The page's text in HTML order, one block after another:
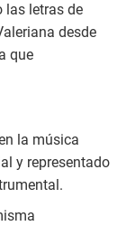
las letras de
desde
que
la música
y representado